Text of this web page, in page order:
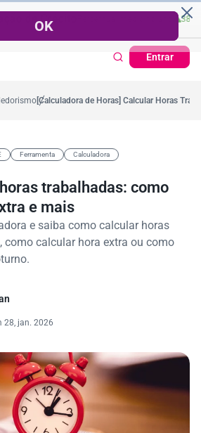
Percentual
Entrar
Cartão de Crédito | Cadastro Positivo
[Calculadora de Horas] Calcular Horas
Ferramenta Calculadora
trabalhadas: como
e mais
e saiba como calcular horas
como calcular hora extra ou como
28, jan. 2026